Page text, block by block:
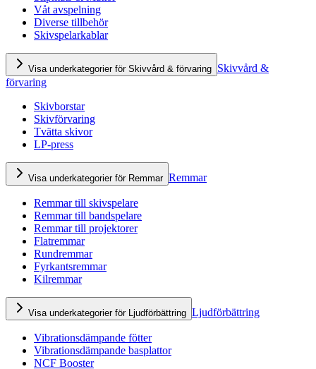
Våt avspelning
Diverse tillbehör
Skivspelarkablar
Visa underkategorier för Skivvård & förvaring Skivvård &
förvaring
Skivborstar
Skivförvaring
Tvätta skivor
LP-press
Visa underkategorier för Remmar Remmar
Remmar till skivspelare
Remmar till bandspelare
Remmar till projektorer
Flatremmar
Rundremmar
Fyrkantsremmar
Kilremmar
Visa underkategorier för Ljudförbättring Ljudförbättring
Vibrationsdämpande fötter
Vibrationsdämpande basplattor
NCF Booster